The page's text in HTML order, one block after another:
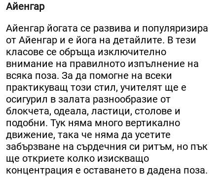
Айенгар
Айенгар йогата се развива и популяризира
от Айенгар и е йога на детайлите. В тези
класове се обръща изключително
внимание на правилното изпълнение на
всяка поза. За да помогне на всеки
практикуващ този стил, учителят ще е
осигурил в залата разнообразие от
блокчета, одеала, ластици, столове и
подобни. Тук няма много вертикално
движение, така че няма да усетите
забързване на сърдечния си ритъм, но пък
ще откриете колко изискващо
концентрация е оставането в дадена поза.